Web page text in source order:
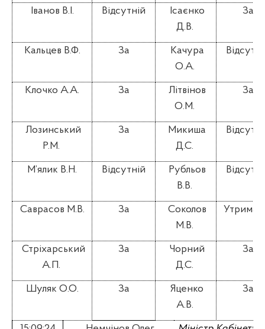
Іванов В.І. Відсутній
Ісаєнко
Д.В.
За
Кальцев В.Ф. За
Качура
О.А.
Клочко А.А. За
Літвінов
О.М.
За
Лозинський
Р.М.
За
Микиша
Д.С.
М’ялик В.Н. Відсутній
Рубльов
В.В.
Саврасов М.В. За
Соколов
М.В.
Стріхарський
А.П.
За
Чорний
Д.С.
За
Шуляк О.О. За
Яценко
А.В.
За